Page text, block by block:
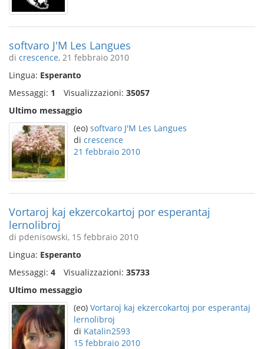
softvaro J'M Les Langues
di crescence, 21 febbraio 2010
Lingua: Esperanto
Messaggi: 1 Visualizzazioni: 35057
Ultimo messaggio
(eo) softvaro J'M Les Langues
di crescence
21 febbraio 2010
Vortaroj kaj ekzercokartoj por esperantaj
lernolibroj
di pdenisowski, 15 febbraio 2010
Lingua: Esperanto
Messaggi: 4 Visualizzazioni: 35733
Ultimo messaggio
(eo) Vortaroj kaj ekzercokartoj por esperantaj
lernolibroj
di Katalin2593
15 febbraio 2010